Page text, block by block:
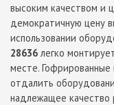
высоким качеством и
демократичную цену
использовании
28636 легко
месте. Гофрированные
отдалить
надлежащее качество